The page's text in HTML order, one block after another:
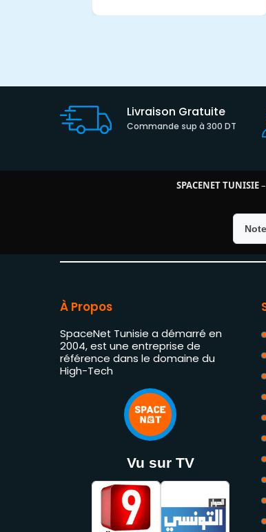
Livraison Gratuite
Commande sup à 300 DT
SPACENET TUNISIE–
À Propos
SpaceNet Tunisie a démarré en
2004, est une entreprise de
référence dans le domaine du
High-Tech
Vu sur TV